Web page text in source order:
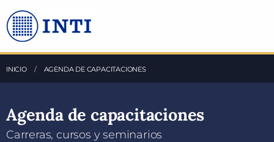
Saltea al Contenido principal
INICIO AGENDA DE CAPACITACIONES
Agenda de capacitaciones
Carreras, cursos y seminarios